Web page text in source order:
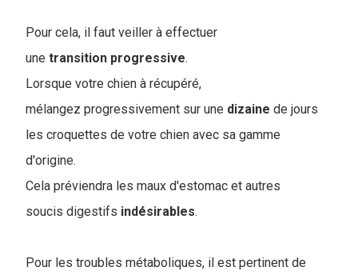
Pour cela, il faut veiller à effectuer
une transition progressive.
Lorsque votre chien à récupéré,
mélangez progressivement sur une dizaine de jours
les croquettes de votre chien avec sa gamme
d'origine.
Cela préviendra les maux d'estomac et autres
soucis digestifs indésirables.
Pour les troubles métaboliques, il est pertinent de